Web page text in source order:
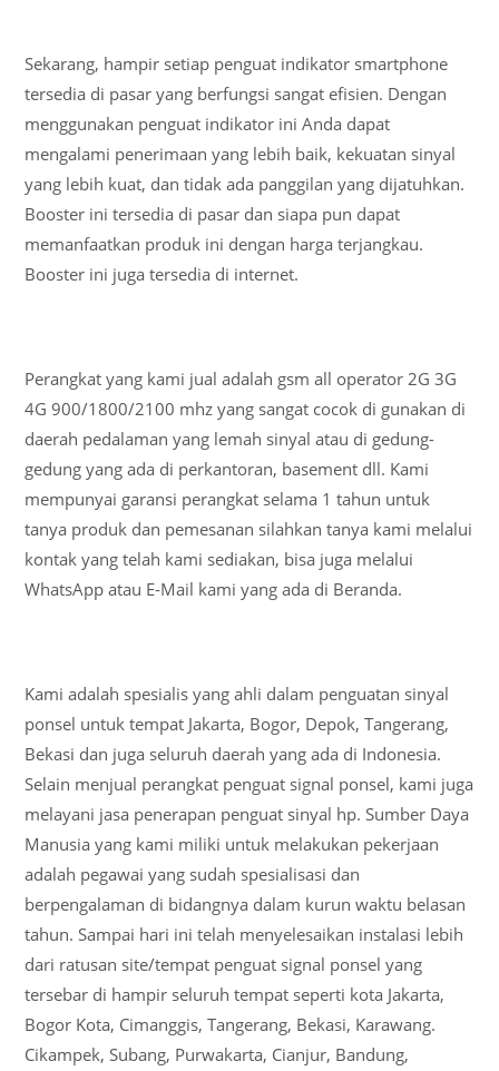
Sekarang, hampir setiap penguat indikator smartphone
tersedia di pasar yang berfungsi sangat efisien. Dengan
menggunakan penguat indikator ini Anda dapat
mengalami penerimaan yang lebih baik, kekuatan sinyal
yang lebih kuat, dan tidak ada panggilan yang dijatuhkan.
Booster ini tersedia di pasar dan siapa pun dapat
memanfaatkan produk ini dengan harga terjangkau.
Booster ini juga tersedia di internet.
Perangkat yang kami jual adalah gsm all operator 2G 3G
4G 900/1800/2100 mhz yang sangat cocok di gunakan di
daerah pedalaman yang lemah sinyal atau di gedung-
gedung yang ada di perkantoran, basement dll. Kami
mempunyai garansi perangkat selama 1 tahun untuk
tanya produk dan pemesanan silahkan tanya kami melalui
kontak yang telah kami sediakan, bisa juga melalui
WhatsApp atau E-Mail kami yang ada di Beranda.
Kami adalah spesialis yang ahli dalam penguatan sinyal
ponsel untuk tempat Jakarta, Bogor, Depok, Tangerang,
Bekasi dan juga seluruh daerah yang ada di Indonesia.
Selain menjual perangkat penguat signal ponsel, kami juga
melayani jasa penerapan penguat sinyal hp. Sumber Daya
Manusia yang kami miliki untuk melakukan pekerjaan
adalah pegawai yang sudah spesialisasi dan
berpengalaman di bidangnya dalam kurun waktu belasan
tahun. Sampai hari ini telah menyelesaikan instalasi lebih
dari ratusan site/tempat penguat signal ponsel yang
tersebar di hampir seluruh tempat seperti kota Jakarta,
Bogor Kota, Cimanggis, Tangerang, Bekasi, Karawang.
Cikampek, Subang, Purwakarta, Cianjur, Bandung,